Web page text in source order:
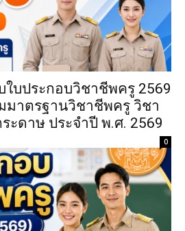
บประกอบวิชาชีพครู 2569
มาตรฐานวิชาชีพครู วิชา
ะดาษ ประจำปี พ.ศ. 2569
0